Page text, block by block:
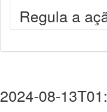
Regula a
2024-08-